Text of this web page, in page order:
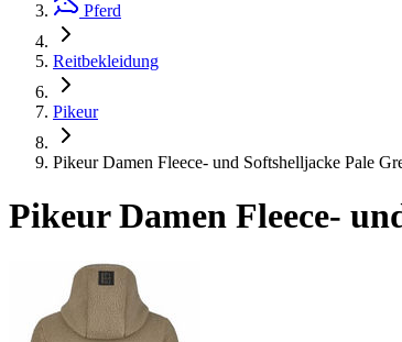
Pferd
Reitbekleidung
Pikeur
Pikeur Damen Fleece- und Softshelljacke Pale
Pikeur Damen Fleece-